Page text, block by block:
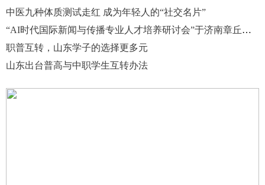
中医九种体质测试走红 成为年轻人的“社交名片”
“AI时代国际新闻与传播专业人才培养研讨会”于济南章丘顺利召开
职普互转，山东学子的选择更多元
山东出台普高与中职学生互转办法